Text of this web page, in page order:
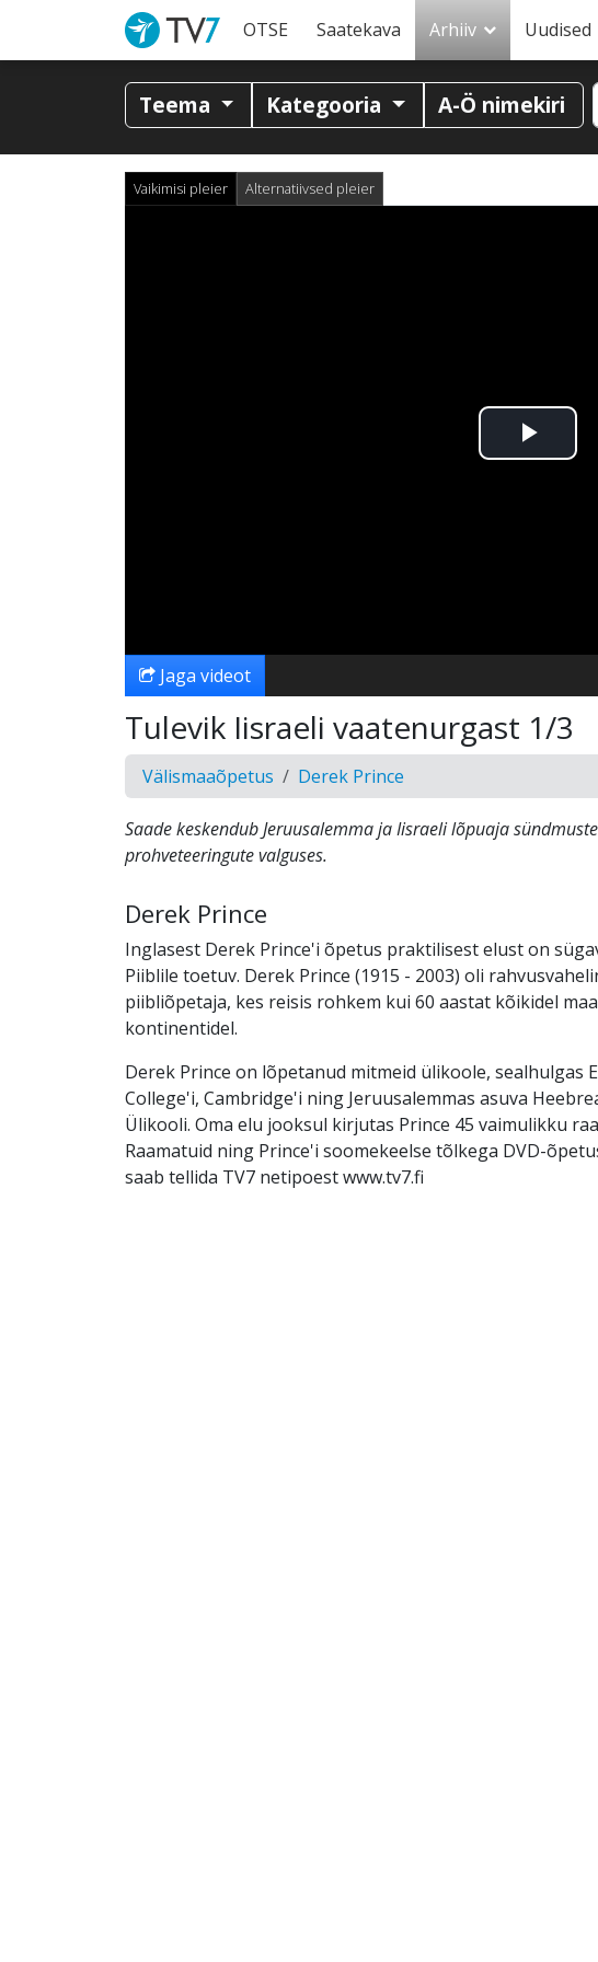
OTSE Saatekava Arhiiv Uudised
Teema Kategooria A-Ö nimekiri
Vaikimisi pleier Alternatiivsed pleier
Esita
Jaga videot
Tulevik Iisraeli vaatenurgast 1/3
Välismaaõpetus Derek Prince
Saade keskendub Jeruusalemma ja Iisraeli lõpuaja
prohveteeringute valguses.
Derek Prince
Inglasest Derek Prince'i õpetus praktilisest elust on
Piiblile toetuv. Derek Prince (1915 - 2003) oli
piibliõpetaja, kes reisis rohkem kui 60 aastat kõikidel
kontinentidel.
Derek Prince on lõpetanud mitmeid ülikoole, sealhulgas
College'i, Cambridge'i ning Jeruusalemmas asuva
Ülikooli. Oma elu jooksul kirjutas Prince 45 vaimulikku
Raamatuid ning Prince'i soomekeelse tõlkega DVD-
saab tellida TV7 netipoest www.tv7.fi